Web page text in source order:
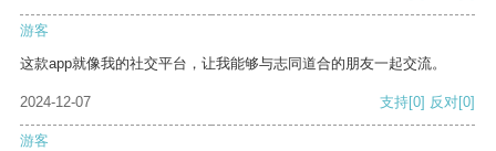
游客
这款app就像我的社交平台，让我能够与志同道合的朋友一起交流。
2024-12-07 支持[0] 反对[0]
游客